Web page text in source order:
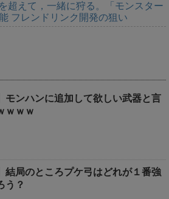
超えて，一緒に狩る。「モンスター
フレンドリンク開発の狙い
モンハンに追加して欲しい武器と言
ｗｗｗ
結局のところプケ弓はどれが１番強
う？